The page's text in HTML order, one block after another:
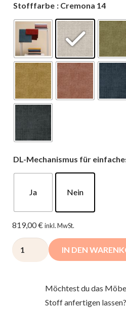
Stofffarbe : Cremona 14
DL-Mechanismus für
Ja Nein
819,00€inkl. MwSt.
VERITA
U
Container-
IN DEN
Möchtest du das
Stoff anfertigen